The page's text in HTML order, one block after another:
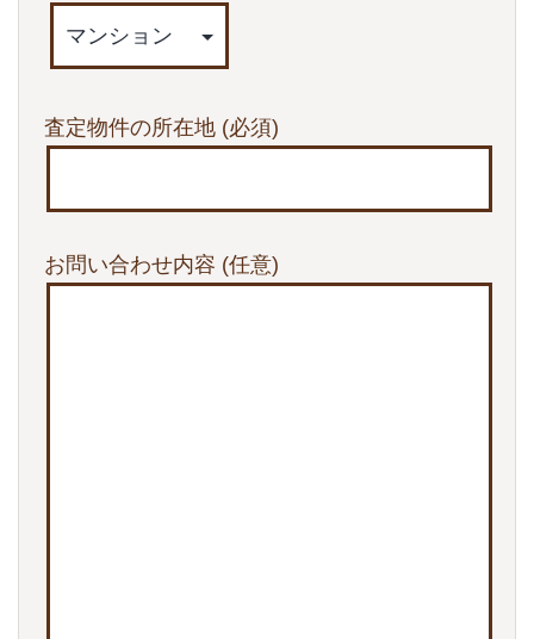
査定物件の所在地 (必須)
お問い合わせ内容 (任意)